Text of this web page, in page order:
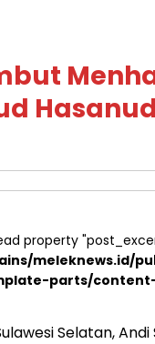
property
meleknews.id/
parts/
Selatan,